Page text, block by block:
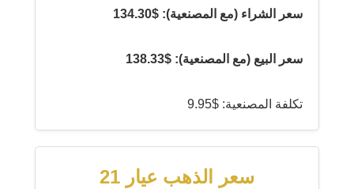
سعر الشراء (مع المصنعية): $134.30
سعر البيع (مع المصنعية): $138.33
تكلفة المصنعية: $9.95
سعر الذهب عيار 21